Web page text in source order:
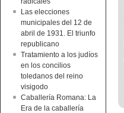
Las elecciones
municipales del 12 de
abril de 1931. El triunfo
republicano
Tratamiento a los judíos
en los concilios
toledanos del reino
visigodo
Caballería Romana: La
Era de la caballería